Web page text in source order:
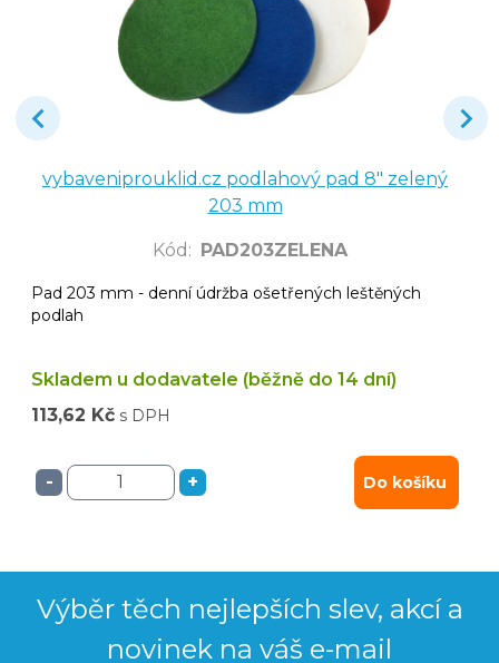
vybaveniprouklid.cz podlahový pad 8" zelený
203 mm
Kód : PAD203ZELENA
Pad 203 mm - denní údržba ošetřených leštěných
podlah
Skladem u dodavatele (běžně do 14 dní)
113,62 Kč s DPH
- + Do košíku
Výběr těch nejlepších slev, akcí a
novinek na váš e-mail